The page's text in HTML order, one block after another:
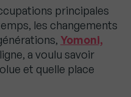
principales
les changements
Yomoni,
a voulu savoir
et quelle place